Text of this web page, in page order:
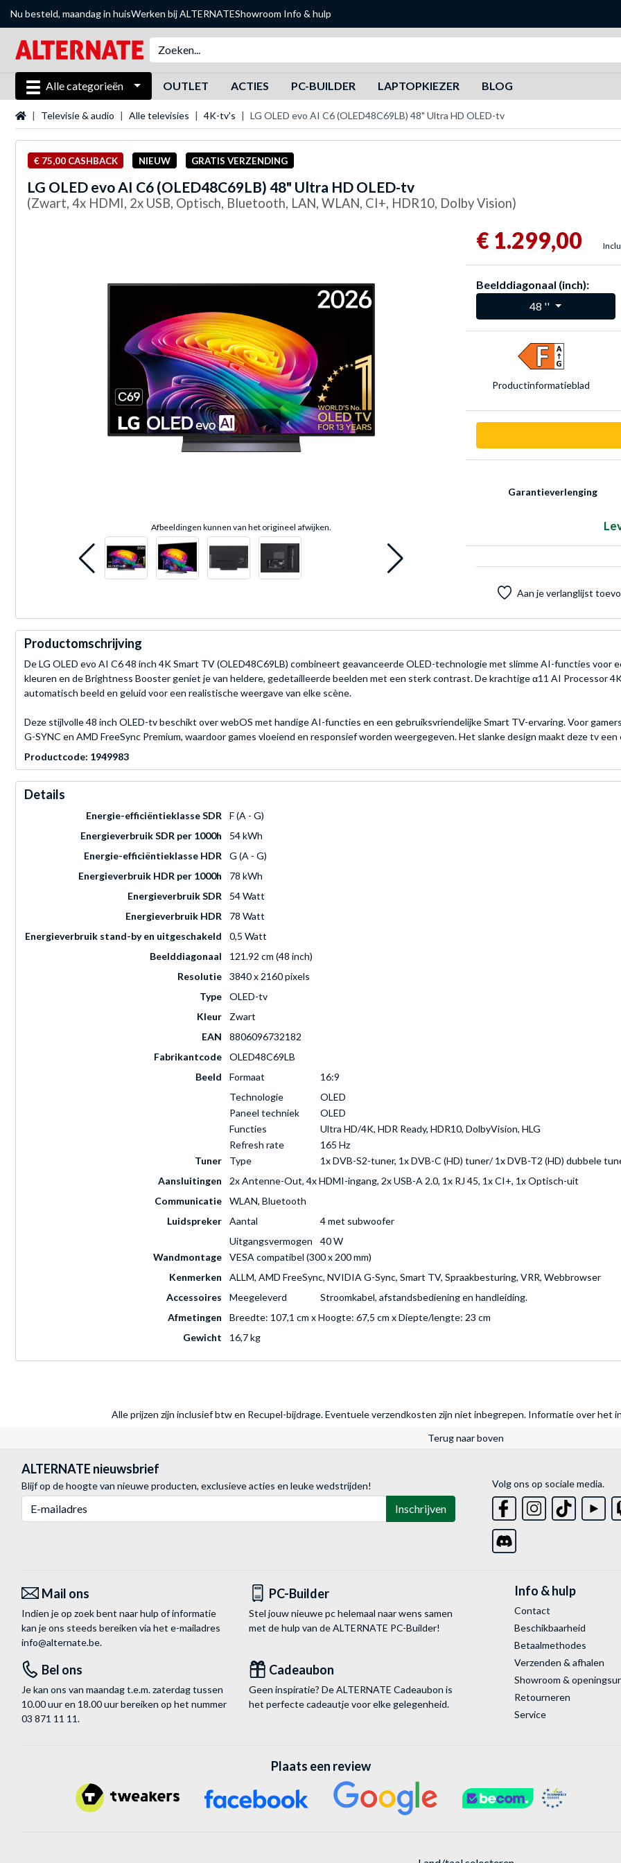
Nu besteld, maandag in huisWerken bij ALTERNATEShowroom Info & hulp
Alle categorieën OUTLET ACTIES PC-BUILDER LAPTOPKIEZER BLOG
StartpaginaTelevisie & audio Alle televisies 4K-tv's LG OLED evo AI C6 (OLED48C69LB) 48" Ultra HD OLED-tv
€ 75,00 CASHBACK NIEUW GRATIS VERZENDING
LG OLED evo AI C6 (OLED48C69LB) 48" Ultra HD OLED-tv
(Zwart, 4x HDMI, 2x USB, Optisch, Bluetooth, LAN, WLAN, CI+, HDR10, Dolby Vision)
Afbeeldingen kunnen van het origineel afwijken.
€ 1.299,00
Beelddiagonaal (inch):
48 ''
Product­informatieblad
Garantieverlenging
Aan je verlanglijst
Productomschrijving
De LG OLED evo AI C6 48 inch 4K Smart TV (OLED48C69LB) combineert geavanceerde OLED-technologie met slimme AI-functies voor
kleuren en de Brightness Booster geniet je van heldere, gedetailleerde beelden met een sterk contrast. De krachtige α11 AI Processor
automatisch beeld en geluid voor een realistische weergave van elke scène.
Deze stijlvolle 48 inch OLED-tv beschikt over webOS met handige AI-functies en een gebruiksvriendelijke Smart TV-ervaring. Voor
G-SYNC en AMD FreeSync Premium, waardoor games vloeiend en responsief worden weergegeven. Het slanke design maakt deze tv
Productcode: 1949983
Details
Energie-efficiëntieklasse SDR
F (A - G)
Energieverbruik SDR per 1000h
54 kWh
Energie-efficiëntieklasse HDR
G (A - G)
Energieverbruik HDR per 1000h
78 kWh
Energieverbruik SDR
54 Watt
Energieverbruik HDR
78 Watt
Energieverbruik stand-by en uitgeschakeld
0,5 Watt
Beelddiagonaal
121.92 cm (48 inch)
Resolutie
3840 x 2160 pixels
Type
OLED-tv
Kleur
Zwart
EAN
8806096732182
Fabrikantcode
OLED48C69LB
Beeld
Formaat
16:9
Technologie
OLED
Paneel techniek
OLED
Functies
Ultra HD/4K, HDR Ready, HDR10, DolbyVision, HLG
Refresh rate
165 Hz
Tuner
Type
1x DVB-S2-tuner, 1x DVB-C (HD) tuner/ 1x DVB-T2 (HD) dubbele
Aansluitingen
2x Antenne-Out, 4x HDMI-ingang, 2x USB-A 2.0, 1x RJ 45, 1x CI+, 1x Optisch-uit
Communicatie
WLAN, Bluetooth
Luidspreker
Aantal
4 met subwoofer
Uitgangsvermogen
40 W
Wandmontage
VESA compatibel (300 x 200 mm)
Kenmerken
ALLM, AMD FreeSync, NVIDIA G-Sync, Smart TV, Spraakbesturing, VRR, Webbrowser
Accessoires
Meegeleverd
Stroomkabel, afstandsbediening en handleiding.
Afmetingen
Breedte: 107,1 cm x Hoogte: 67,5 cm x Diepte/lengte: 23 cm
Gewicht
16,7 kg
Alle prijzen zijn inclusief btw en Recupel-bijdrage. Eventuele verzendkosten zijn niet inbegrepen. Informatie over het
Terug naar boven
ALTERNATE nieuwsbrief
Blijf op de hoogte van nieuwe producten, exclusieve acties en leuke wedstrijden!
Inschrijven
Volg ons op sociale media.
Mail ons
Indien je op zoek bent naar hulp of informatie
kan je ons steeds bereiken via het e-mailadres
info@alternate.be.
PC-Builder
Stel jouw nieuwe pc helemaal naar wens samen
met de hulp van de ALTERNATE PC-Builder!
Bel ons
Je kan ons van maandag t.e.m. zaterdag tussen
10.00 uur en 18.00 uur bereiken op het nummer
03 871 11 11.
Cadeaubon
Geen inspiratie? De ALTERNATE Cadeaubon is
het perfecte cadeautje voor elke gelegenheid.
Info & hulp
Contact
Beschikbaarheid
Betaalmethodes
Verzenden & afhalen
Showroom &
Retourneren
Service
Plaats een review